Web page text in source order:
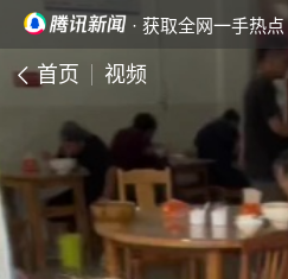
· 获取全网一手热点
首页 视频